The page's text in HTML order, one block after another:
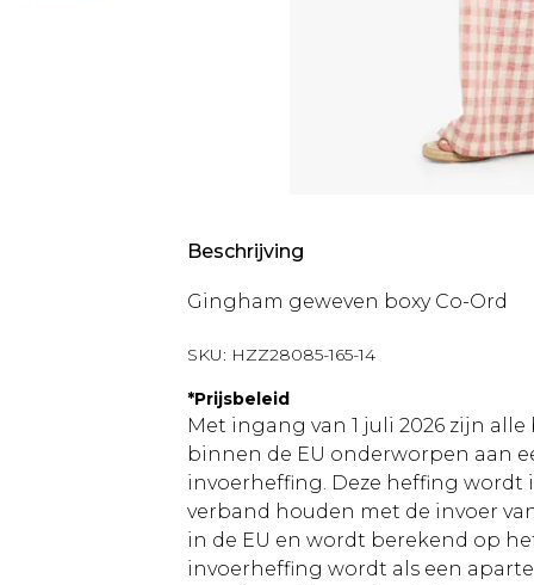
Beschrijving
Gingham geweven boxy Co-Ord
SKU: HZZ28085-165-14
*Prijsbeleid
Met ingang van 1 juli 2026 zijn
binnen de EU onderworpen aan
invoerheffing. Deze heffing
verband houden met de invoer
in de EU en wordt berekend op
invoerheffing wordt als een